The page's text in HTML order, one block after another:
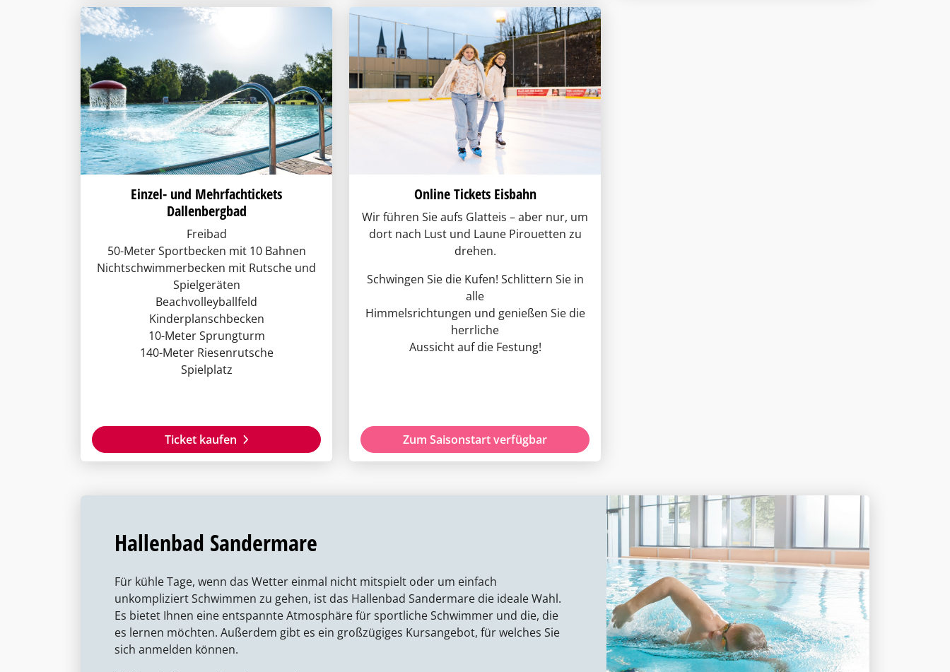
Einzel- und Mehrfachtickets
Dallenbergbad
Freibad
50-Meter Sportbecken mit 10 Bahnen
Nichtschwimmerbecken mit Rutsche und
Spielgeräten
Beachvolleyballfeld
Kinderplanschbecken
10-Meter Sprungturm
140-Meter Riesenrutsche
Spielplatz
Ticket kaufen
Online Tickets Eisbahn
Wir führen Sie aufs Glatteis – aber nur, um
dort nach Lust und Laune Pirouetten zu
drehen.
Schwingen Sie die Kufen! Schlittern Sie in
alle
Himmelsrichtungen und genießen Sie die
herrliche
Aussicht auf die Festung!
Zum Saisonstart verfügbar
Hallenbad Sandermare
Für kühle Tage, wenn das Wetter einmal nicht mitspielt oder um einfach
unkompliziert Schwimmen zu gehen, ist das Hallenbad Sandermare die ideale Wahl.
Es bietet Ihnen eine entspannte Atmosphäre für sportliche Schwimmer und die, die
es lernen möchten. Außerdem gibt es ein großzügiges Kursangebot, für welches Sie
sich anmelden können.